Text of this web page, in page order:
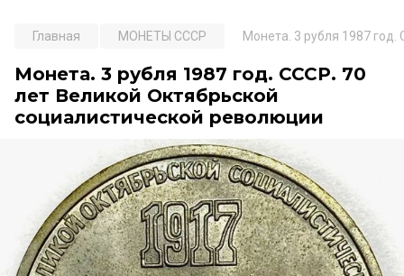
Главная МОНЕТЫ СССР Монета. 3 рубля 1987
Монета. 3 рубля 1987 год. СССР. 70
лет Великой Октябрьской
социалистической революции